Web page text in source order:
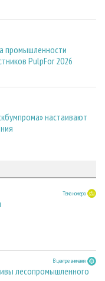
промышленности
PulpFor 2026
настаивают
Тема номера
В центре внимания
лесопромышленного